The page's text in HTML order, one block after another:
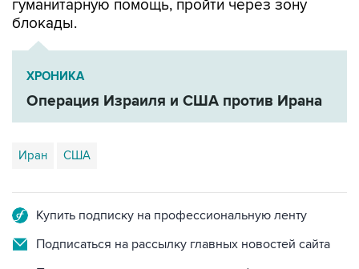
ХРОНИКА
Операция Израиля и США против Ирана
Иран США
Подписаться на рассылку главных новостей сайта
Получать оперативные новости в официальном